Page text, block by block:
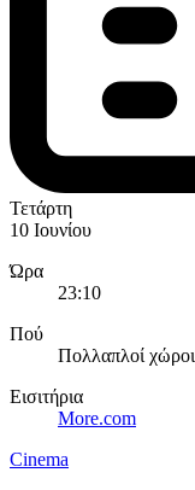
Τετάρτη
10 Ιουνίου
Ώρα
23:10
Πού
Πολλαπλοί χώροι
Εισιτήρια
More.com
Cinema